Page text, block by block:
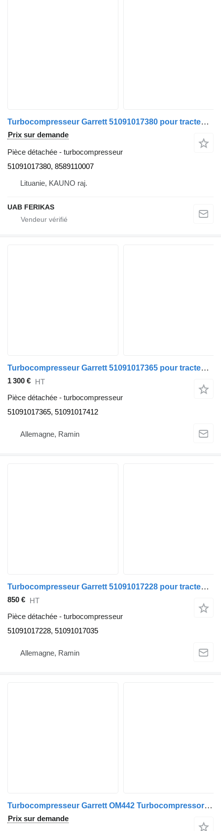
Turbocompresseur Garrett 51091017380 pour tracteur routier MAN TGX
Prix sur demande
Pièce détachée - turbocompresseur
51091017380, 8589110007
Lituanie, KAUNO raj.
UAB FERIKAS
Turbocompresseur Garrett 51091017365 pour tracteur routier MAN TGX TGS
1 300 € HT
Pièce détachée - turbocompresseur
51091017365, 51091017412
Allemagne, Ramin
Turbocompresseur Garrett 51091017228 pour tracteur routier MAN TGX TGS
850 € HT
Pièce détachée - turbocompresseur
51091017228, 51091017035
Allemagne, Ramin
Turbocompresseur Garrett OM442 Turbocompressor TB4122 A0050962399 pour camion Mercedes-Benz SK
Prix sur demande